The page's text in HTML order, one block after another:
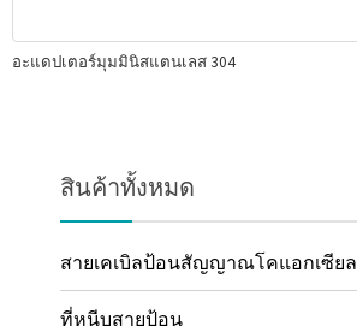
อะแดปเตอร์มุมมินิสแตนเลส 304
สินค้าทั้งหมด
สายเคเบิลป้อนสัญญาณโคแอกเซียล
ที่หนีบสายป้อน